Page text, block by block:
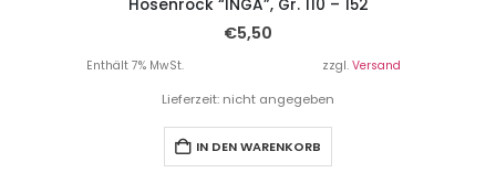
Hosenrock “INGA”, Gr. 110 – 152
€5,50
Enthält 7% MwSt. zzgl. Versand
Lieferzeit: nicht angegeben
IN DEN WARENKORB